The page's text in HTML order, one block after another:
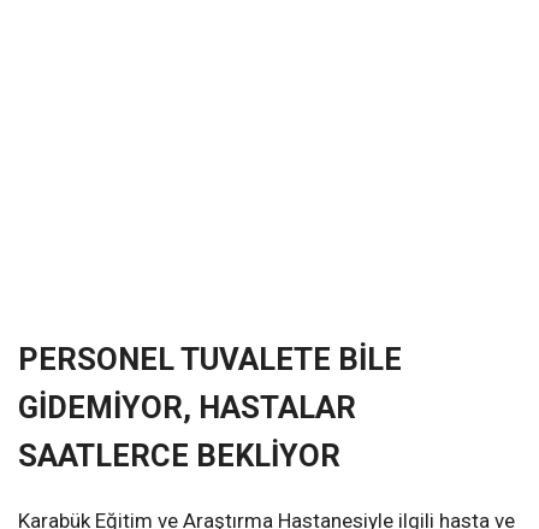
PERSONEL TUVALETE BİLE
GİDEMİYOR, HASTALAR
SAATLERCE BEKLİYOR
Karabük Eğitim ve Araştırma Hastanesiyle ilgili hasta ve